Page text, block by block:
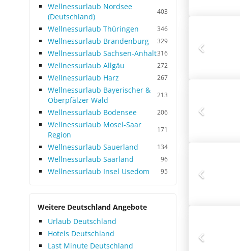
Wellnessurlaub Nordsee
(Deutschland)
403
Wellnessurlaub Thüringen 346
Wellnessurlaub Brandenburg 329
Wellnessurlaub Sachsen-Anhalt316
Wellnessurlaub Allgäu 272
Wellnessurlaub Harz 267
Wellnessurlaub Bayerischer &
Oberpfälzer Wald
213
Wellnessurlaub Bodensee 206
Wellnessurlaub Mosel-Saar
Region
171
Wellnessurlaub Sauerland 134
Wellnessurlaub Saarland 96
Wellnessurlaub Insel Usedom 95
Weitere Deutschland Angebote
Urlaub Deutschland
Hotels Deutschland
Last Minute Deutschland